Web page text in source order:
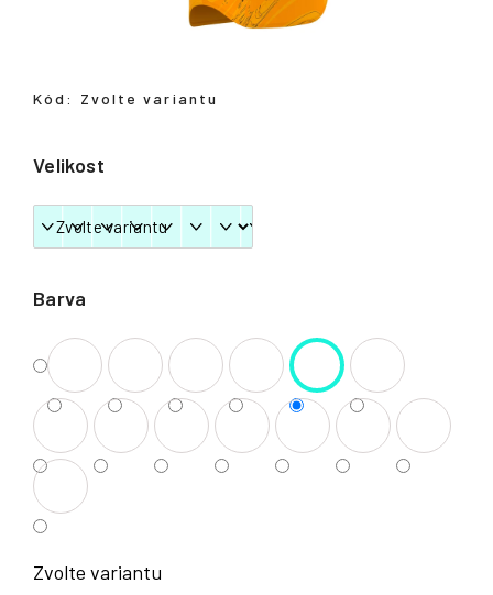
Barva
Velikost
Zvolte variantu
Kód: Zvolte variantu